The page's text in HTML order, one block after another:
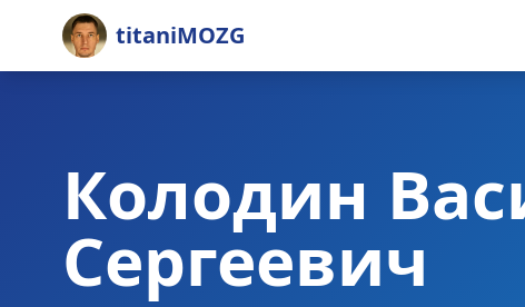
titaniMOZG
Колодин
Сергеевич